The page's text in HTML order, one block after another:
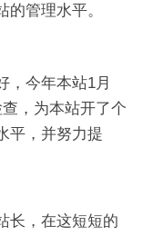
管理水平。
，今年本站1月
，为本站开了个
平，并努力提
长，在这短短的